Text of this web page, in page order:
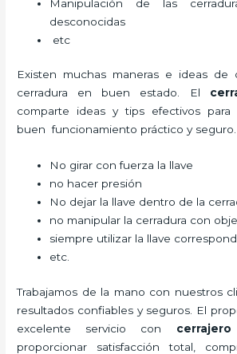
Manipulación de las
desconocidas
etc
Existen muchas maneras e ideas de
cerradura en buen estado. El
comparte ideas y tips efectivos para
buen funcionamiento práctico y
No girar con fuerza la llave
no hacer presión
No dejar la llave dentro de la
no manipular la cerradura con
siempre utilizar la llave
etc.
Trabajamos de la mano con nuestros
resultados confiables y seguros. El
excelente servicio con cerrajero
proporcionar satisfacción total,